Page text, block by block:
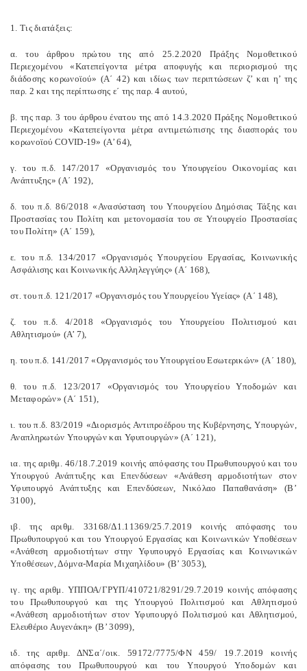
1. Τις διατάξεις:
α. του άρθρου πρώτου της από 25.2.2020 Πράξης Νομοθετικού
Περιεχομένου «Κατεπείγοντα μέτρα αποφυγής και περιορισμού της
διάδοσης κορωνοϊού» (Α΄ 42) και ιδίως των περιπτώσεων ζ’ και η’ της
παρ. 2 και της περίπτωσης ε΄ της παρ. 4 αυτού,
β. της παρ. 3 του άρθρου ένατου της από 14.3.2020 Πράξης Νομοθετικού
Περιεχομένου «Κατεπείγοντα μέτρα αντιμετώπισης της διασποράς του
κορωνοϊού COVID-19» (Α’ 64),
γ. του π.δ. 147/2017 «Οργανισμός του Υπουργείου Οικονομίας και
Ανάπτυξης» (Α΄ 192),
δ. του π.δ. 86/2018 «Ανασύσταση του Υπουργείου Δημόσιας Τάξης και
Προστασίας του Πολίτη και μετονομασία του σε Υπουργείο Προστασίας
του Πολίτη» (Α΄ 159),
ε. του π.δ. 134/2017 «Οργανισμός Υπουργείου Εργασίας, Κοινωνικής
Ασφάλισης και Κοινωνικής Αλληλεγγύης» (Α΄ 168),
στ. του π.δ. 121/2017 «Οργανισμός του Υπουργείου Υγείας» (Α΄ 148),
ζ. του π.δ. 4/2018 «Οργανισμός του Υπουργείου Πολιτισμού και
Αθλητισμού» (Α’ 7),
η. του π.δ. 141/2017 «Οργανισμός του Υπουργείου Εσωτερικών» (Α΄ 180),
θ. του π.δ. 123/2017 «Οργανισμός του Υπουργείου Υποδομών και
Μεταφορών» (Α΄ 151),
ι. του π.δ. 83/2019 «Διορισμός Αντιπροέδρου της Κυβέρνησης, Υπουργών,
Αναπληρωτών Υπουργών και Υφυπουργών» (Α΄ 121),
ια. της αριθμ. 46/18.7.2019 κοινής απόφασης του Πρωθυπουργού και του
Υπουργού Ανάπτυξης και Επενδύσεων «Ανάθεση αρμοδιοτήτων στον
Υφυπουργό Ανάπτυξης και Επενδύσεων, Νικόλαο Παπαθανάση» (Β’
3100),
ιβ. της αριθμ. 33168/Δ1.11369/25.7.2019 κοινής απόφασης του
Πρωθυπουργού και του Υπουργού Εργασίας και Κοινωνικών Υποθέσεων
«Ανάθεση αρμοδιοτήτων στην Υφυπουργό Εργασίας και Κοινωνικών
Υποθέσεων, Δόμνα-Μαρία Μιχαηλίδου» (Β’ 3053),
ιγ. της αριθμ. ΥΠΠΟΑ/ΓΡΥΠ/410721/8291/29.7.2019 κοινής απόφασης
του Πρωθυπουργού και της Υπουργού Πολιτισμού και Αθλητισμού
«Ανάθεση αρμοδιοτήτων στον Υφυπουργό Πολιτισμού και Αθλητισμού,
Ελευθέριο Αυγενάκη» (Β’ 3099),
ιδ. της αριθμ. ΔΝΣα΄/οικ. 59172/7775/ΦΝ 459/ 19.7.2019 κοινής
απόφασης του Πρωθυπουργού και του Υπουργού Υποδομών και